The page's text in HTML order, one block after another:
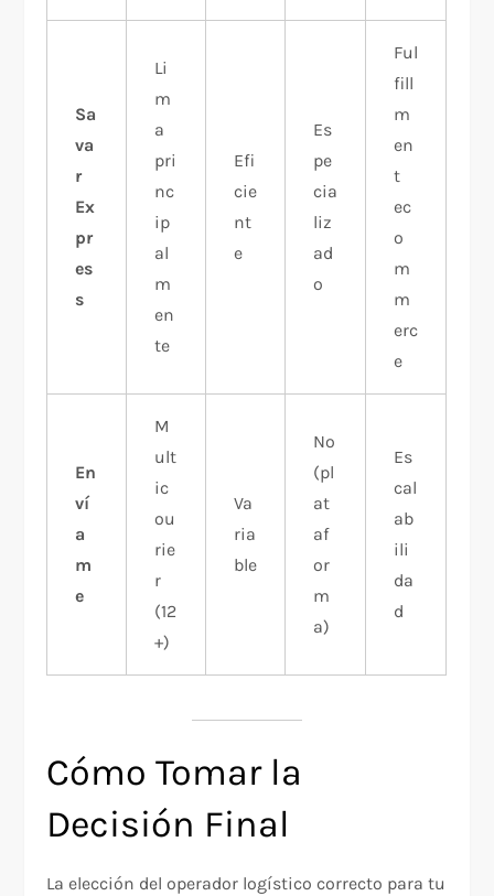
Sa
va
r
Ex
pr
es
s
Li
m
a
pri
nc
ip
al
m
en
te
Efi
cie
nt
e
Es
pe
cia
liz
ad
o
Ful
fill
m
en
t
ec
o
m
m
erc
e
En
ví
a
m
e
M
ult
ic
ou
rie
r
(12
+)
Va
ria
ble
No
(pl
at
af
or
m
a)
Es
cal
ab
ili
da
d
Cómo Tomar la
Decisión Final
La elección del operador logístico correcto para tu